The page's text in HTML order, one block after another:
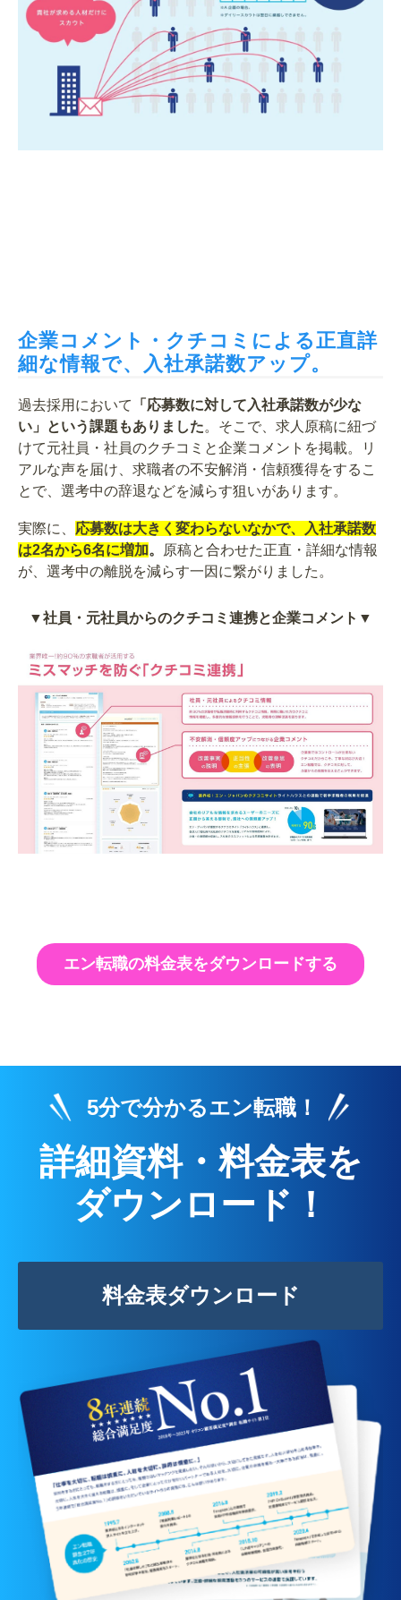
企業コメント・クチコミによる正直詳
細な情報で、入社承諾数アップ。
過去採用において
「応募数に対して入社承諾数が少な
い」という課題もありました。そこで、求人原稿に紐づ
けて元社員・社員のクチコミと企業コメントを掲載。リ
アルな声を届け、求職者の不安解消・信頼獲得をするこ
とで、選考中の辞退などを減らす狙いがあります。
実際に、 応募数は大きく変わらないなかで、入社承諾数
は2名から6名に増加。
原稿と合わせた正直・詳細な情報
が、選考中の離脱を減らす一因に繋がりました。
▼社員・元社員からのクチコミ連携と企業コメント▼
エン転職の料金表をダウンロードする
5分で分かるエン転職！
詳細資料・料金表を
ダウンロード！
料金表ダウンロード